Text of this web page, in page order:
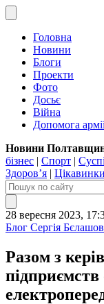
Головна
Новини
Блоги
Проекти
Фото
Досьє
Війна
Допомога
Новини
бізнес | Спорт |
Здоров’я | Цікавинки
28 вересня 2023,
Блог Сергія
Разом з
підприємств